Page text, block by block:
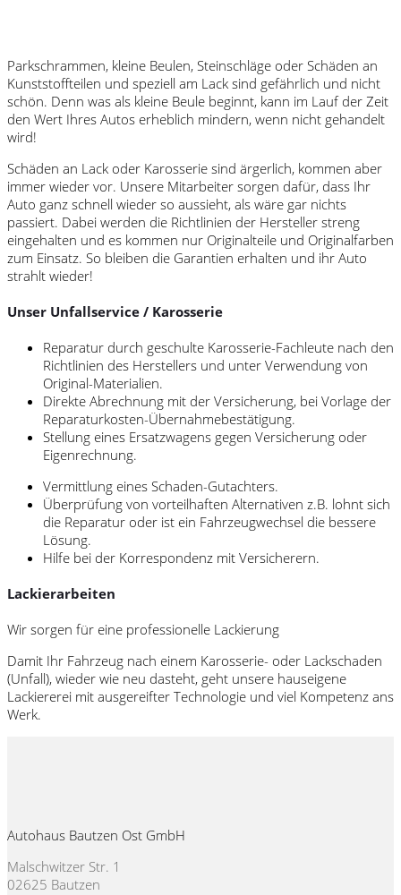
Parkschrammen, kleine Beulen, Steinschläge oder Schäden an
Kunststoffteilen und speziell am Lack sind gefährlich und nicht
schön. Denn was als kleine Beule beginnt, kann im Lauf der Zeit
den Wert Ihres Autos erheblich mindern, wenn nicht gehandelt
wird!
Schäden an Lack oder Karosserie sind ärgerlich, kommen aber
immer wieder vor. Unsere Mitarbeiter sorgen dafür, dass Ihr
Auto ganz schnell wieder so aussieht, als wäre gar nichts
passiert. Dabei werden die Richtlinien der Hersteller streng
eingehalten und es kommen nur Originalteile und Originalfarben
zum Einsatz. So bleiben die Garantien erhalten und ihr Auto
strahlt wieder!
Unser Unfallservice / Karosserie
Reparatur durch geschulte Karosserie-Fachleute nach den
Richtlinien des Herstellers und unter Verwendung von
Original-Materialien.
Direkte Abrechnung mit der Versicherung, bei Vorlage der
Reparaturkosten-Übernahmebestätigung.
Stellung eines Ersatzwagens gegen Versicherung oder
Eigenrechnung.
Vermittlung eines Schaden-Gutachters.
Überprüfung von vorteilhaften Alternativen z.B. lohnt sich
die Reparatur oder ist ein Fahrzeugwechsel die bessere
Lösung.
Hilfe bei der Korrespondenz mit Versicherern.
Lackierarbeiten
Wir sorgen für eine professionelle Lackierung
Damit Ihr Fahrzeug nach einem Karosserie- oder Lackschaden
(Unfall), wieder wie neu dasteht, geht unsere hauseigene
Lackiererei mit ausgereifter Technologie und viel Kompetenz ans
Werk.
Autohaus Bautzen Ost GmbH
Malschwitzer Str. 1
02625 Bautzen